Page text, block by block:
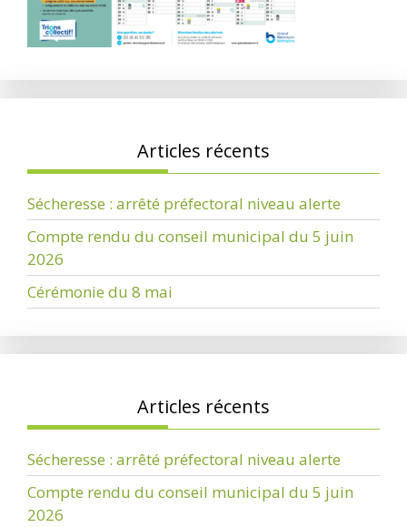
Articles récents
Sécheresse : arrêté préfectoral niveau alerte
Compte rendu du conseil municipal du 5 juin
2026
Cérémonie du 8 mai
Articles récents
Sécheresse : arrêté préfectoral niveau alerte
Compte rendu du conseil municipal du 5 juin
2026